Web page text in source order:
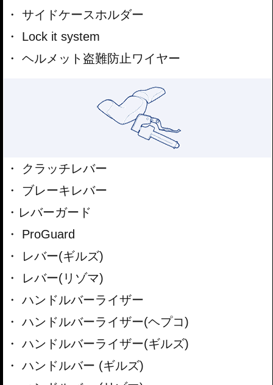
サイドケースホルダー
Lock it system
ヘルメット盗難防止ワイヤー
クラッチレバー
ブレーキレバー
レバーガード
ProGuard
レバー(ギルズ)
レバー(リゾマ)
ハンドルバーライザー
ハンドルバーライザー(ヘプコ)
ハンドルバーライザー(ギルズ)
ハンドルバー (ギルズ)